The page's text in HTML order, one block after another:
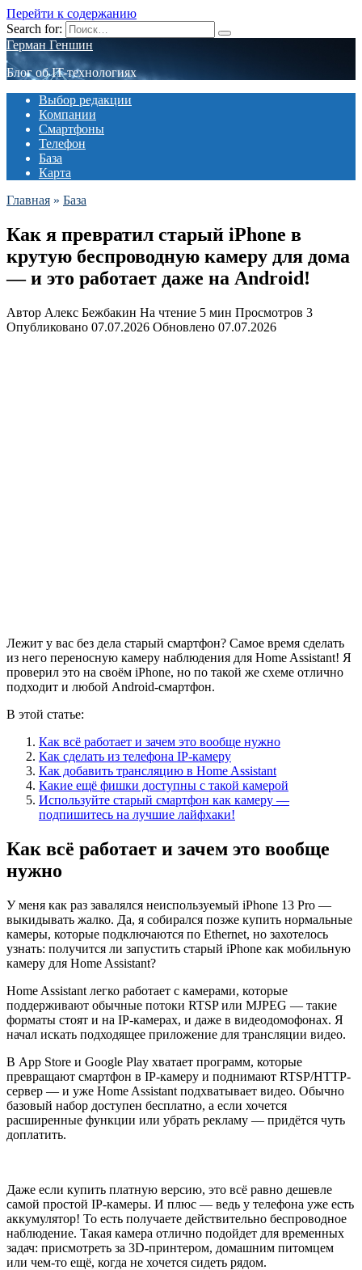
Перейти к содержанию
Search for:
Герман Геншин
Блог об IT-технологиях
Выбор редакции
Компании
Смартфоны
Телефон
База
Карта
Главная » База
Как я превратил старый iPhone в
крутую беспроводную камеру для дома
— и это работает даже на Android!
Автор Алекс Бежбакин На чтение 5 мин Просмотров 3
Опубликовано 07.07.2026 Обновлено 07.07.2026
Лежит у вас без дела старый смартфон? Самое время сделать
из него переносную камеру наблюдения для Home Assistant! Я
проверил это на своём iPhone, но по такой же схеме отлично
подходит и любой Android-смартфон.
В этой статье:
Как всё работает и зачем это вообще нужно
Как сделать из телефона IP-камеру
Как добавить трансляцию в Home Assistant
Какие ещё фишки доступны с такой камерой
Используйте старый смартфон как камеру —
подпишитесь на лучшие лайфхаки!
Как всё работает и зачем это вообще
нужно
У меня как раз завалялся неиспользуемый iPhone 13 Pro —
выкидывать жалко. Да, я собирался позже купить нормальные
камеры, которые подключаются по Ethernet, но захотелось
узнать: получится ли запустить старый iPhone как мобильную
камеру для Home Assistant?
Home Assistant легко работает с камерами, которые
поддерживают обычные потоки RTSP или MJPEG — такие
форматы стоят и на IP-камерах, и даже в видеодомофонах. Я
начал искать подходящее приложение для трансляции видео.
В App Store и Google Play хватает программ, которые
превращают смартфон в IP-камеру и поднимают RTSP/HTTP-
сервер — и уже Home Assistant подхватывает видео. Обычно
базовый набор доступен бесплатно, а если хочется
расширенные функции или убрать рекламу — придётся чуть
доплатить.
Даже если купить платную версию, это всё равно дешевле
самой простой IP-камеры. И плюс — ведь у телефона уже есть
аккумулятор! То есть получаете действительно беспроводное
наблюдение. Такая камера отлично подойдет для временных
задач: присмотреть за 3D-принтером, домашним питомцем
или чем-то ещё, когда не хочется сидеть рядом.